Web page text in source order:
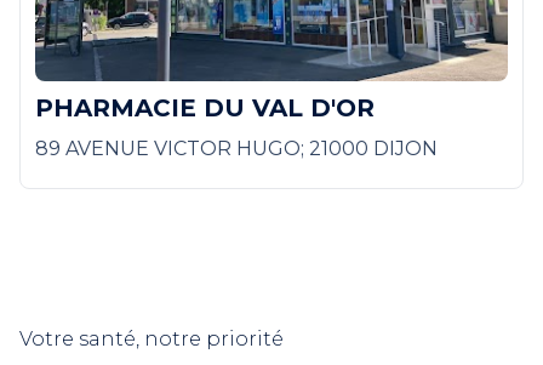
PHARMACIE DU VAL D'OR
89 AVENUE VICTOR HUGO; 21000 DIJON
Votre santé, notre priorité